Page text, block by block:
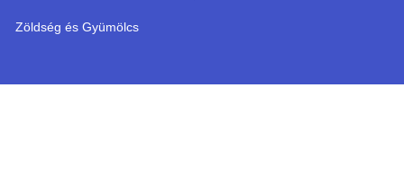
Zöldség és Gyümölcs